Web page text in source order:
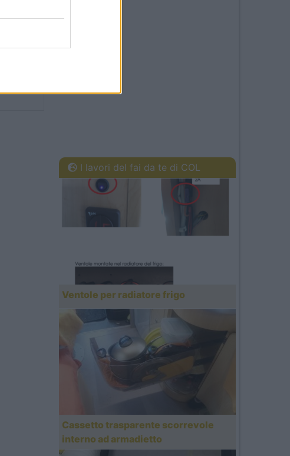
23:15
I lavori del fai da te di COL
Ventole per radiatore frigo
Cassetto trasparente scorrevole
interno ad armadietto